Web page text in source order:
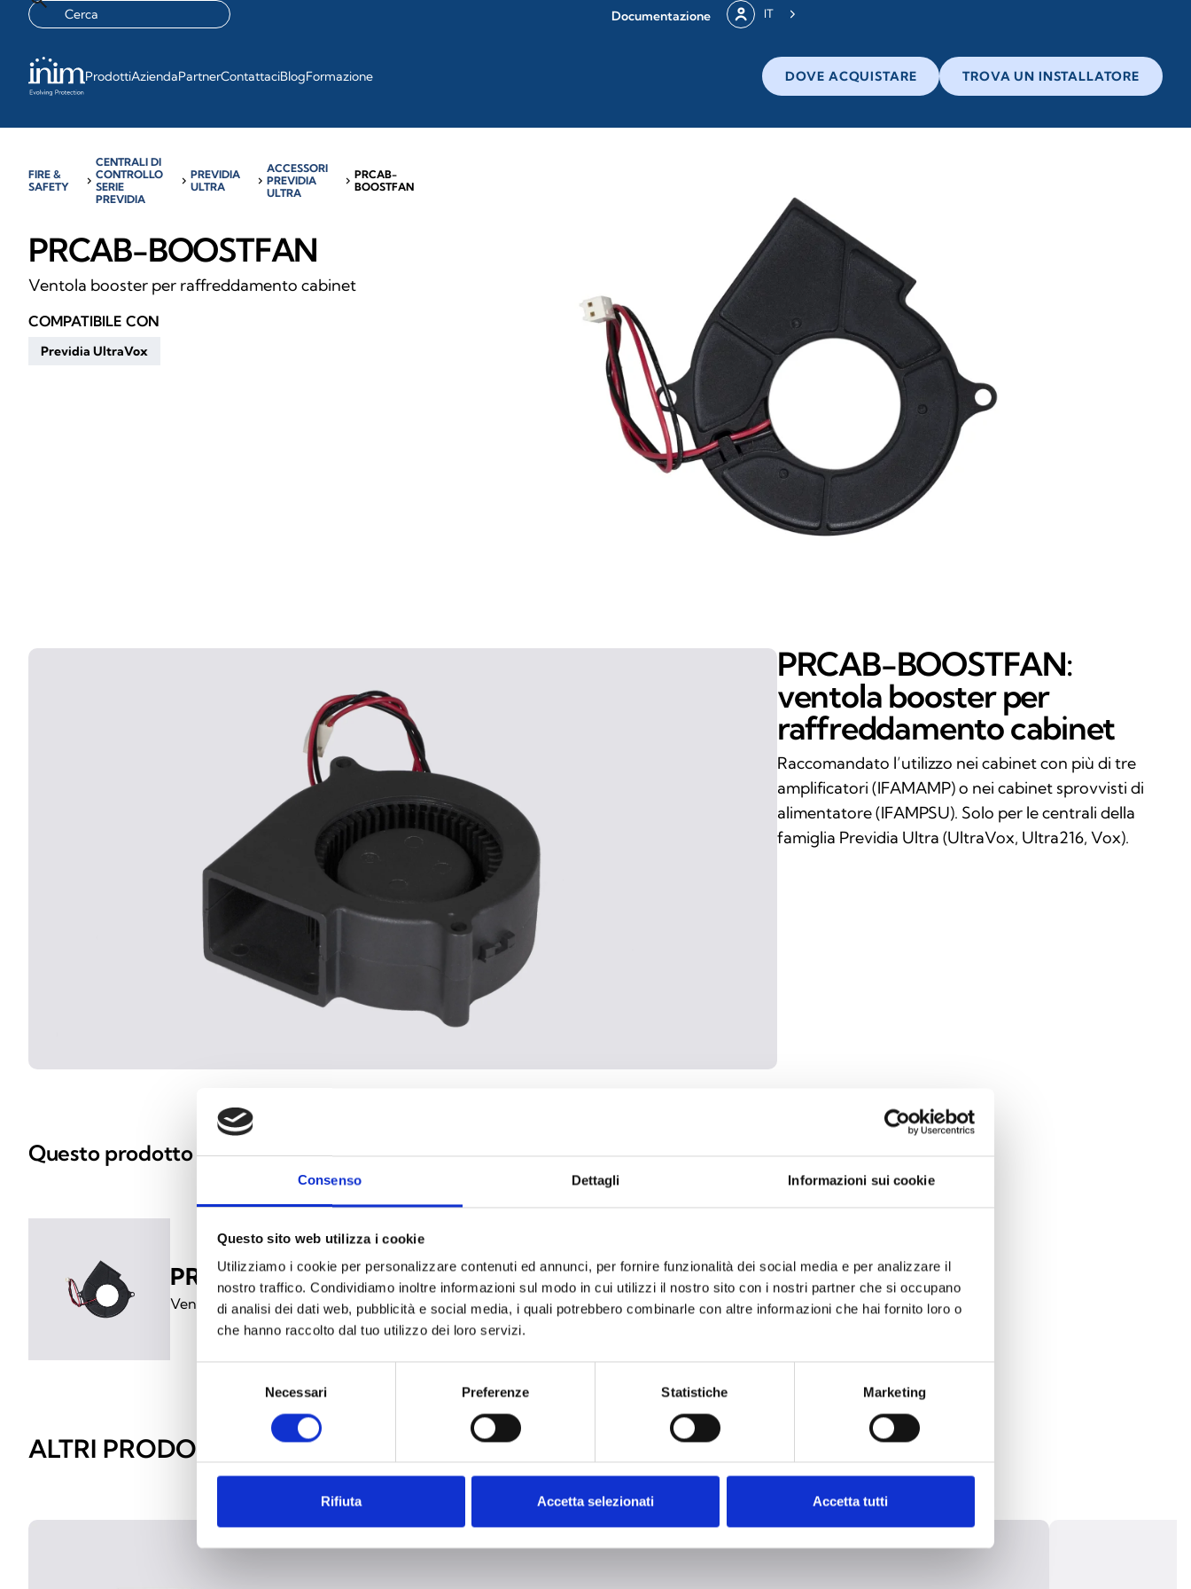
Consenso Dettagli Informazioni sui cookie
Questo sito web utilizza i cookie
Utilizziamo i cookie per personalizzare contenuti ed annunci, per fornire funzionalità dei social media e per analizzare il
nostro traffico. Condividiamo inoltre informazioni sul modo in cui utilizzi il nostro sito con i nostri partner che si occupano
di analisi dei dati web, pubblicità e social media, i quali potrebbero combinarle con altre informazioni che hai fornito loro o
che hanno raccolto dal tuo utilizzo dei loro servizi.
Necessari Preferenze Statistiche Marketing
Rifiuta Accetta selezionati Accetta tutti
Documentazione IT
ProdottiAziendaPartnerContattaciBlogFormazione DOVE ACQUISTARE TROVA UN INSTALLATORE
FIRE &
SAFETY
chevron_right
CENTRALI DI
CONTROLLO
SERIE
PREVIDIA
chevron_rightPREVIDIA
ULTRA
chevron_right
ACCESSORI
PREVIDIA
ULTRA
chevron_rightPRCAB-
BOOSTFAN
PRCAB-BOOSTFAN
Ventola booster per raffreddamento cabinet
COMPATIBILE CON
Previdia UltraVox
PRCAB-BOOSTFAN:
ventola booster per
raffreddamento cabinet
Raccomandato l’utilizzo nei cabinet con più di tre
amplificatori (IFAMAMP) o nei cabinet sprovvisti di
alimentatore (IFAMPSU). Solo per le centrali della
famiglia Previdia Ultra (UltraVox, Ultra216, Vox).
Questo prodotto è disponibile nelle seguenti versioni
PRCAB-BOOSTFAN
Ventola booster per raffreddamento cabinet
ALTRI PRODOTTI SIMILI